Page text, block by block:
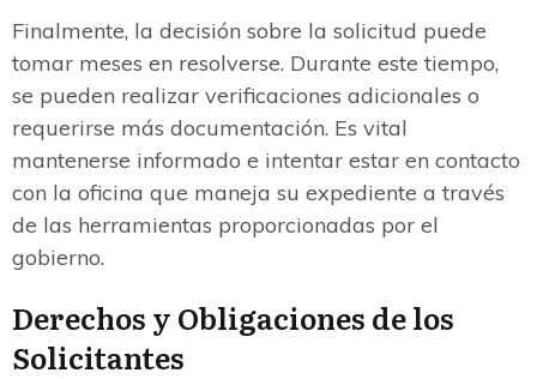
Finalmente, la decisión sobre la solicitud puede
tomar meses en resolverse. Durante este tiempo,
se pueden realizar verificaciones adicionales o
requerirse más documentación. Es vital
mantenerse informado e intentar estar en contacto
con la oficina que maneja su expediente a través
de las herramientas proporcionadas por el
gobierno.
Derechos y Obligaciones de los
Solicitantes